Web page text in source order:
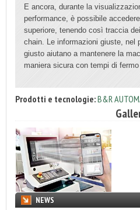
E ancora, durante la
performance, è possibile
superiore, tenendo così traccia
chain. Le informazioni giuste, nel
giusto aiutano a mantenere la
maniera sicura con tempi di fermo
Prodotti e tecnologie:B&R
NEWS